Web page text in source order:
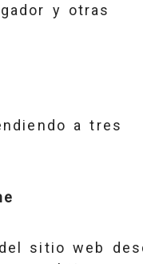
y otras
a tres
sitio web